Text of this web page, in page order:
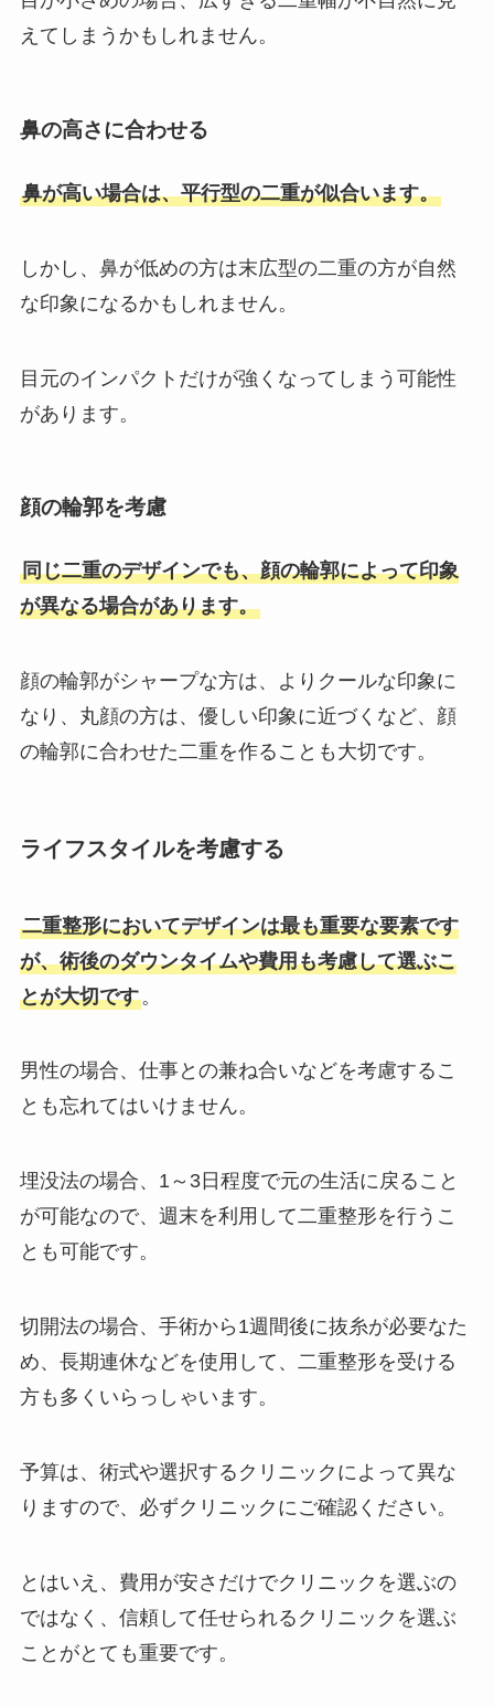
えてしまうかもしれません。
鼻の高さに合わせる
鼻が高い場合は、平行型の二重が似合います。
しかし、鼻が低めの方は末広型の二重の方が自然
な印象になるかもしれません。
目元のインパクトだけが強くなってしまう可能性
があります。
顔の輪郭を考慮
同じ二重のデザインでも、顔の輪郭によって印象
が異なる場合があります。
顔の輪郭がシャープな方は、よりクールな印象に
なり、丸顔の方は、優しい印象に近づくなど、顔
の輪郭に合わせた二重を作ることも大切です。
ライフスタイルを考慮する
二重整形においてデザインは最も重要な要素です
が、術後のダウンタイムや費用も考慮して選ぶこ
とが大切です。
男性の場合、仕事との兼ね合いなどを考慮するこ
とも忘れてはいけません。
埋没法の場合、1～3日程度で元の生活に戻ること
が可能なので、週末を利用して二重整形を行うこ
とも可能です。
切開法の場合、手術から1週間後に抜糸が必要なた
め、長期連休などを使用して、二重整形を受ける
方も多くいらっしゃいます。
予算は、術式や選択するクリニックによって異な
りますので、必ずクリニックにご確認ください。
とはいえ、費用が安さだけでクリニックを選ぶの
ではなく、信頼して任せられるクリニックを選ぶ
ことがとても重要です。